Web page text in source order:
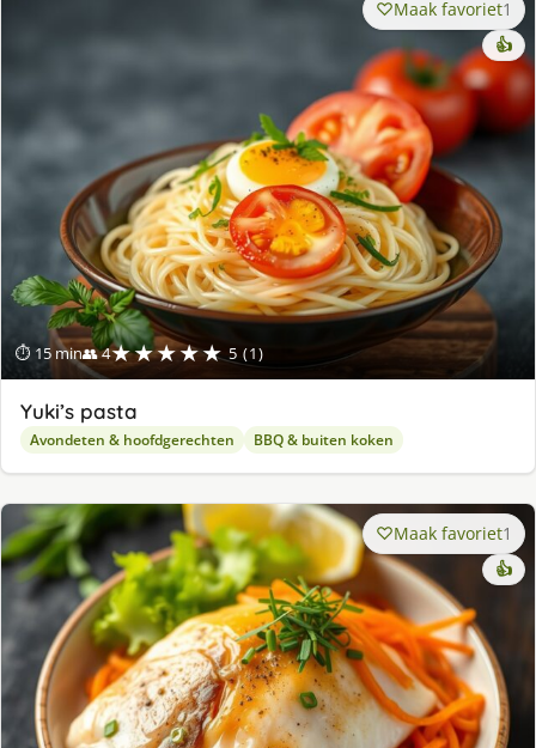
⏱ 15 min👥 4★★★★★ 5 (1)
Maak favoriet1
👍
Yuki’s pasta
Avondeten & hoofdgerechten BBQ & buiten koken
Maak favoriet1
👍